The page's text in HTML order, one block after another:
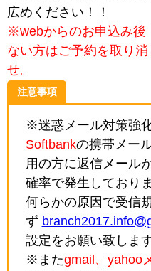
広めください！！
※webからのお申込み後
ない方はご予約を取り
せ。
注意事項
※迷惑メール対策強
Softbankの携帯メール
用の方に返信メール
確率で発生しておりま
何らかの原因で受信
ず
設定をお願い致します
※またgmail、yahoo